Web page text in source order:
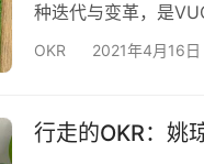
种迭代与变革，是
OKR 2021年4月16日
行走的OKR：姚